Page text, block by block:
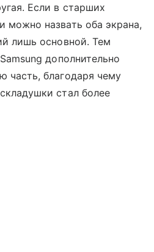
Если в старших
можно назвать оба экрана,
лишь основной. Тем
дополнительно
часть, благодаря чему
стал более